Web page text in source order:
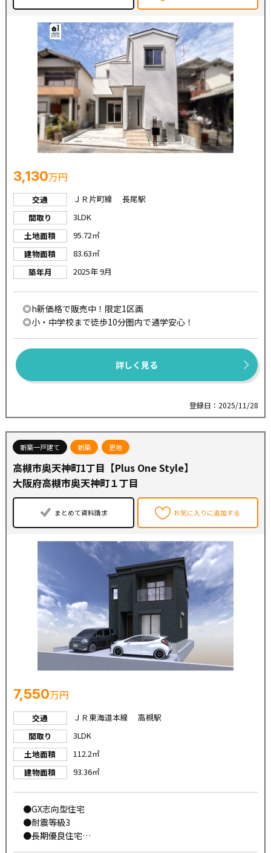
3,130万円
交通
ＪＲ片町線 長尾駅
間取り
3LDK
土地面積
95.72㎡
建物面積
83.63㎡
築年月
2025年 9月
◎h新価格で販売中！限定1区画
◎小・中学校まで徒歩10分圏内で通学安心！
詳しく見る
登録日：2025/11/28
新築一戸建て 新築 更地
高槻市奥天神町1丁目【Plus One Style】
大阪府高槻市奥天神町１丁目
まとめて資料請求 お気に入りに追加する
7,550万円
交通
ＪＲ東海道本線 高槻駅
間取り
3LDK
土地面積
112.2㎡
建物面積
93.36㎡
●GX志向型住宅
●耐震等級3
●長期優良住宅